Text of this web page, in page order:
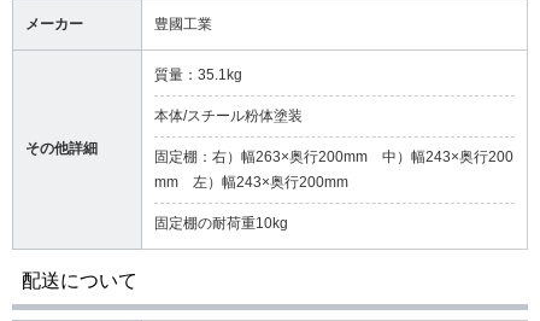
メーカー 豊國工業
その他詳細
質量：35.1kg
本体/スチール粉体塗装
固定棚：右）幅263×奥行200mm 中）幅243×奥行200
mm 左）幅243×奥行200mm
固定棚の耐荷重10kg
配送について